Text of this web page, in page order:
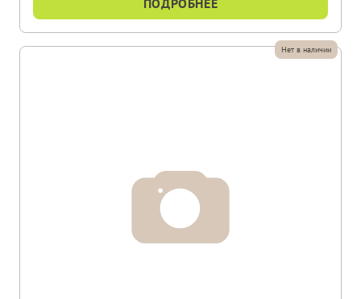
Нет в наличии